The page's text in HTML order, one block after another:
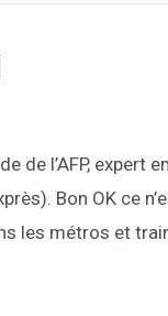
de l’AFP, expert
Bon OK ce
les métros et